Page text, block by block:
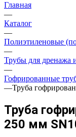
Главная
—
Каталог
—
Полиэтиленовые
—
Трубы для дренажа
—
Гофрированные
—Труба
Труба
250 мм